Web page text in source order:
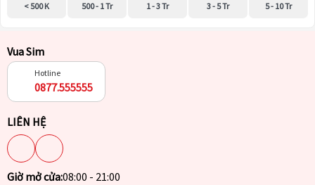
< 500 K 500 - 1 Tr 1 - 3 Tr 3 - 5 Tr 5 - 10 Tr
Vua Sim
Hotline
0877.555555
LIÊN HỆ
Giờ mở cửa:08:00 - 21:00